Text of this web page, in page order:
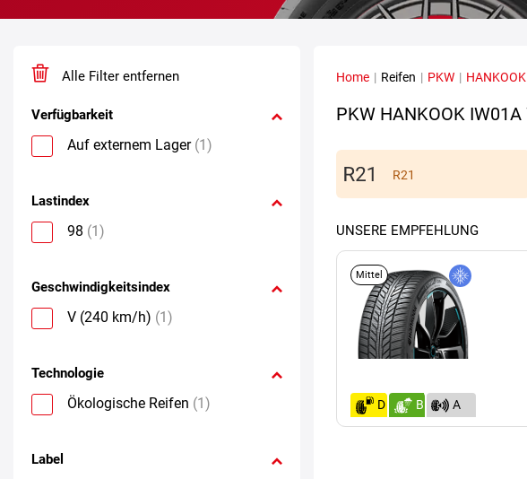
Alle Filter entfernen
Verfügbarkeit
Auf externem Lager (1)
Lastindex
98 (1)
Geschwindigkeitsindex
V (240 km/h) (1)
Technologie
Ökologische Reifen (1)
Label
Home | Reifen | PKW | HANKOOK
PKW HANKOOK IW01A
R21
UNSERE EMPFEHLUNG
Mittel
D B
A
(70)